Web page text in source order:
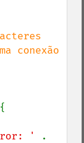
conexão
'